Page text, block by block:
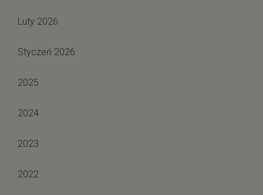
Luty 2026
Styczeń 2026
2025
2024
2023
2022